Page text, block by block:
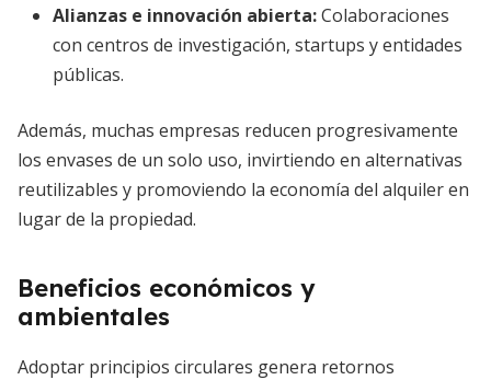
Alianzas e innovación abierta:Colaboraciones
con centros de investigación, startups y entidades
públicas.
Además, muchas empresas reducen progresivamente
los envases de un solo uso, invirtiendo en alternativas
reutilizables y promoviendo la economía del alquiler en
lugar de la propiedad.
Beneficios económicos y
ambientales
Adoptar principios circulares genera retornos